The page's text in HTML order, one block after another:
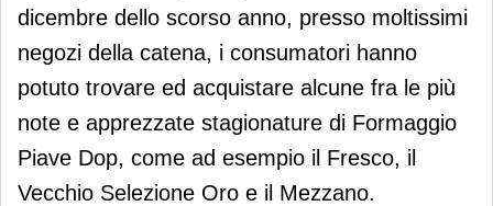
dicembre dello scorso anno, presso moltissimi
negozi della catena, i consumatori hanno
potuto trovare ed acquistare alcune fra le più
note e apprezzate stagionature di Formaggio
Piave Dop, come ad esempio il Fresco, il
Vecchio Selezione Oro e il Mezzano.